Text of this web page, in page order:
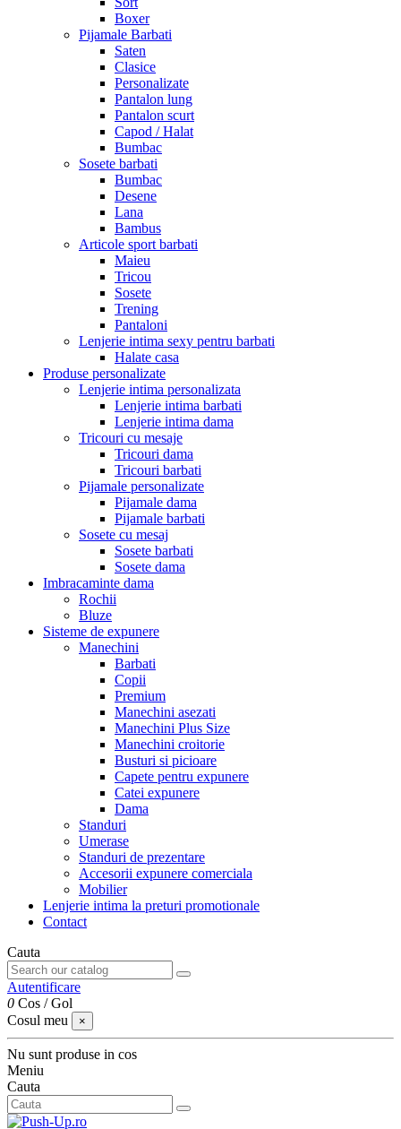
Boxer
Pijamale Barbati
Saten
Clasice
Personalizate
Pantalon lung
Pantalon scurt
Capod / Halat
Bumbac
Sosete barbati
Bumbac
Desene
Lana
Bambus
Articole sport barbati
Maieu
Tricou
Sosete
Trening
Pantaloni
Lenjerie intima sexy pentru barbati
Halate casa
Produse personalizate
Lenjerie intima personalizata
Lenjerie intima barbati
Lenjerie intima dama
Tricouri cu mesaje
Tricouri dama
Tricouri barbati
Pijamale personalizate
Pijamale dama
Pijamale barbati
Sosete cu mesaj
Sosete barbati
Sosete dama
Imbracaminte dama
Rochii
Bluze
Sisteme de expunere
Manechini
Barbati
Copii
Premium
Manechini asezati
Manechini Plus Size
Manechini croitorie
Busturi si picioare
Capete pentru expunere
Catei expunere
Dama
Standuri
Umerase
Standuri de prezentare
Accesorii expunere comerciala
Mobilier
Lenjerie intima la preturi promotionale
Contact
Cauta
Autentificare
0 Cos /Gol
Cosul meu
×
Nu sunt produse in cos
Meniu
Cauta